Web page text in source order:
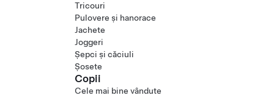
Tricouri
Pulovere și hanorace
Jachete
Joggeri
Șepci și căciuli
Șosete
Copii
Cele mai bine vândute